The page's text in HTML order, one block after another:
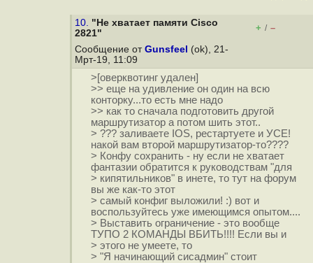
10. "Не хватает памяти Cisco
2821"
+ / –
Сообщение от Gunsfeel (ok), 21-
Мрт-19, 11:09
>[оверквотинг удален]
>> еще на удивление он один на всю
конторку...то есть мне надо
>> как то сначала подготовить другой
маршрутизатор а потом шить этот..
> ??? заливаете IOS, рестартуете и УСЕ!
накой вам второй маршрутизатор-то????
> Конфу сохранить - ну если не хватает
фантазии обратится к руководствам "для
> кипятильников" в инете, то тут на форум
вы же как-то этот
> самый конфиг выложили! :) вот и
воспользуйтесь уже имеющимся опытом....
> Выставить ограничение - это вообще
ТУПО 2 КОМАНДЫ ВБИТЬ!!!! Если вы и
> этого не умеете, то
> "Я начинающий сисадмин" стоит